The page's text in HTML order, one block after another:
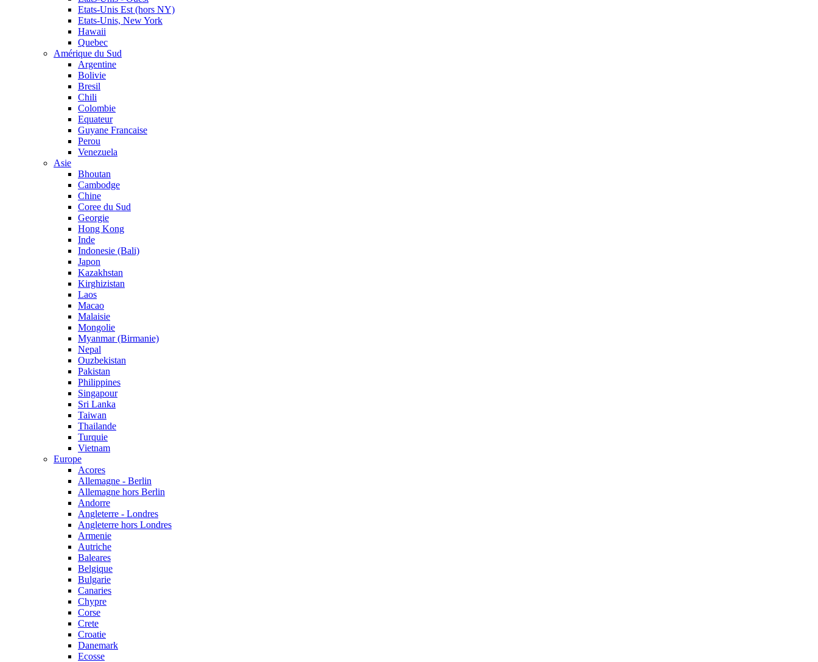
Etats-Unis Est (hors NY)
Etats-Unis, New York
Hawaii
Quebec
Amérique du Sud
Argentine
Bolivie
Bresil
Chili
Colombie
Equateur
Guyane Francaise
Perou
Venezuela
Asie
Bhoutan
Cambodge
Chine
Coree du Sud
Georgie
Hong Kong
Inde
Indonesie (Bali)
Japon
Kazakhstan
Kirghizistan
Laos
Macao
Malaisie
Mongolie
Myanmar (Birmanie)
Nepal
Ouzbekistan
Pakistan
Philippines
Singapour
Sri Lanka
Taiwan
Thailande
Turquie
Vietnam
Europe
Acores
Allemagne - Berlin
Allemagne hors Berlin
Andorre
Angleterre - Londres
Angleterre hors Londres
Armenie
Autriche
Baleares
Belgique
Bulgarie
Canaries
Chypre
Corse
Crete
Croatie
Danemark
Ecosse